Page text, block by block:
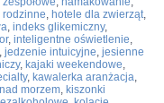
rodzinne, hotele dla zwierząt,
, indeks glikemiczny,
, inteligentne oświetlenie,
, jedzenie intuicyjne, jesienne
, kajaki weekendowe,
, kawalerka aranżacja,
morzem, kiszonki